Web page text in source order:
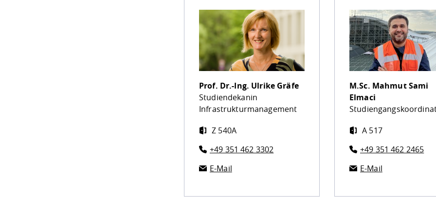
Prof. Dr.-Ing. Ulrike Gräfe
Studiendekanin
Infrastrukturmanagement
Z 540A
+49 351 462 3302
E-Mail
M.Sc. Mahmut Sami
Elmaci
A 517
+49 351 462 2465
E-Mail